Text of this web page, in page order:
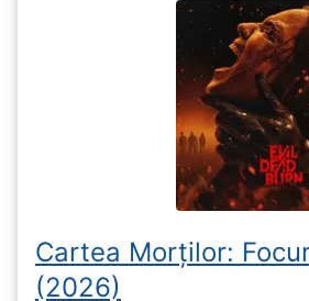
Cartea Morților:
(2026)